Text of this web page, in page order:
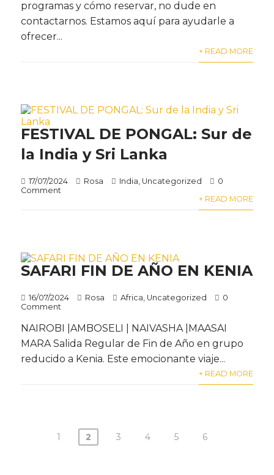
programas y cómo reservar, no dude en
contactarnos. Estamos aquí para ayudarle a
ofrecer...
+ READ MORE
FESTIVAL DE PONGAL: Sur de
la India y Sri Lanka
17/07/2024 Rosa India Uncategorized
0
Comment
+ READ MORE
SAFARI FIN DE AÑO EN KENIA
16/07/2024 Rosa Africa Uncategorized
0
Comment
NAIROBI |AMBOSELI | NAIVASHA |MAASAI
MARA Salida Regular de Fin de Año en grupo
reducido a Kenia. Este emocionante viaje...
+ READ MORE
1 2 3 4 5 6